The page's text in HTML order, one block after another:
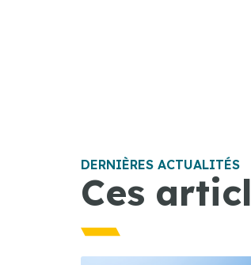
DERNIÈRES ACTUALITÉS
Ces